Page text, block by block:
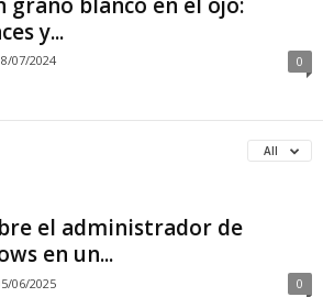
y...
07/2024 0
All
el administrador de
en un...
06/2025 0